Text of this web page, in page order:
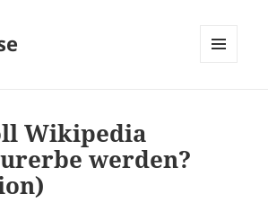
Wikipedia
werden?